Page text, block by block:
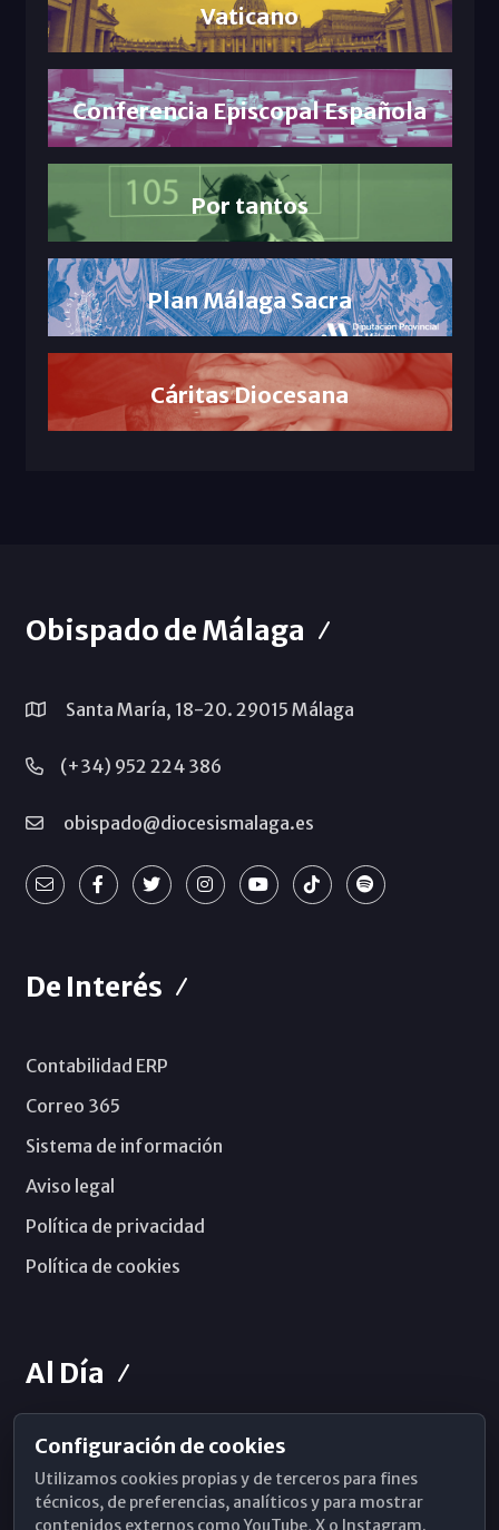
Vaticano
Conferencia Episcopal Española
Por tantos
Plan Málaga Sacra
Cáritas Diocesana
Obispado de Málaga
Santa María, 18-20. 29015 Málaga
(+34) 952 224 386
obispado@diocesismalaga.es
De Interés
Contabilidad ERP
Correo 365
Sistema de información
Aviso legal
Política de privacidad
Política de cookies
Al Día
Horarios de Misa
Hemeroteca
Configuración de cookies
Utilizamos cookies propias y de terceros para fines
técnicos, de preferencias, analíticos y para mostrar
contenidos externos como YouTube, X o Instagram.